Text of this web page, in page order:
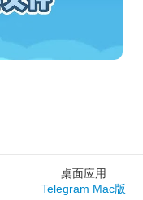
桌面应用
Telegram Mac版